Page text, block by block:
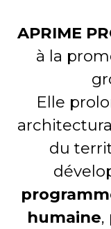
APRIME
à la
Elle
du
humaine,